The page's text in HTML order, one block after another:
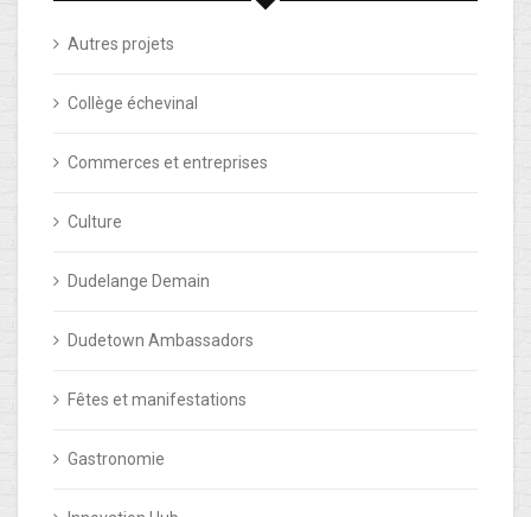
Autres projets
Collège échevinal
Commerces et entreprises
Culture
Dudelange Demain
Dudetown Ambassadors
Fêtes et manifestations
Gastronomie